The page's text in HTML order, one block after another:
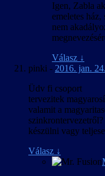
Igen, Zabla
emeletes
nem
Válasz ↓
pinki - 2016. jan.
Üdv fi csoport
tervezitek
valamit a
készülni vagy
Válasz ↓